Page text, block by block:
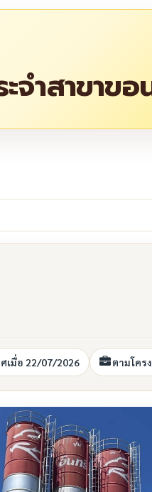
จำสาขาข
เมื่อ 22/07/2026 ตามโคร